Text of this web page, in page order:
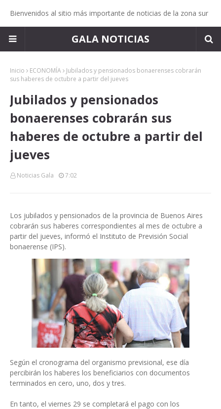
Bienvenidos al sitio más importante de noticias de la zona sur
GALA NOTICIAS
Inicio ECONOMÍA
Jubilados y pensionados bonaerenses cobrarán
sus haberes de octubre a partir del jueves
Jubilados y pensionados
bonaerenses cobrarán sus
haberes de octubre a partir del
jueves
Noticias Gala 7:02
Los jubilados y pensionados de la provincia de Buenos Aires
cobrarán sus haberes correspondientes al mes de octubre a
partir del jueves, informó el Instituto de Previsión Social
bonaerense (IPS).
Según el cronograma del organismo previsional, ese día
percibirán los haberes los beneficiarios con documentos
terminados en cero, uno, dos y tres.
En tanto, el viernes 29 se completará el pago con los